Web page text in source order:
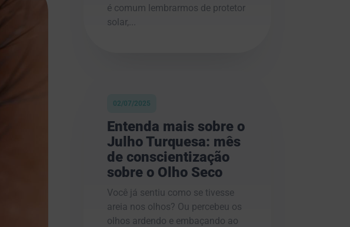
é comum lembrarmos de protetor
solar,...
Entenda mais sobre o
Julho Turquesa: mês
de conscientização
sobre o Olho Seco
02/07/2025
Você já sentiu como se tivesse
areia nos olhos? Ou percebeu os
olhos ardendo e embaçando ao